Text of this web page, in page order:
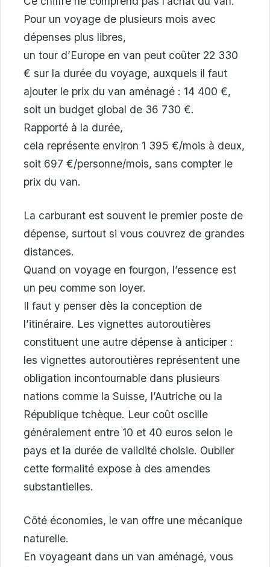
Pour un voyage de plusieurs mois avec
dépenses plus libres,
un tour d’Europe en van peut coûter 22 330
€ sur la durée du voyage, auxquels il faut
ajouter le prix du van aménagé : 14 400 €,
soit un budget global de 36 730 €.
Rapporté à la durée,
cela représente environ 1 395 €/mois à deux,
soit 697 €/personne/mois, sans compter le
prix du van.
La carburant est souvent le premier poste de
dépense, surtout si vous couvrez de grandes
distances.
Quand on voyage en fourgon, l’essence est
un peu comme son loyer.
Il faut y penser dès la conception de
l’itinéraire. Les vignettes autoroutières
constituent une autre dépense à anticiper :
les vignettes autoroutières représentent une
obligation incontournable dans plusieurs
nations comme la Suisse, l’Autriche ou la
République tchèque. Leur coût oscille
généralement entre 10 et 40 euros selon le
pays et la durée de validité choisie. Oublier
cette formalité expose à des amendes
substantielles.
Côté économies, le van offre une mécanique
naturelle.
En voyageant dans un van aménagé, vous